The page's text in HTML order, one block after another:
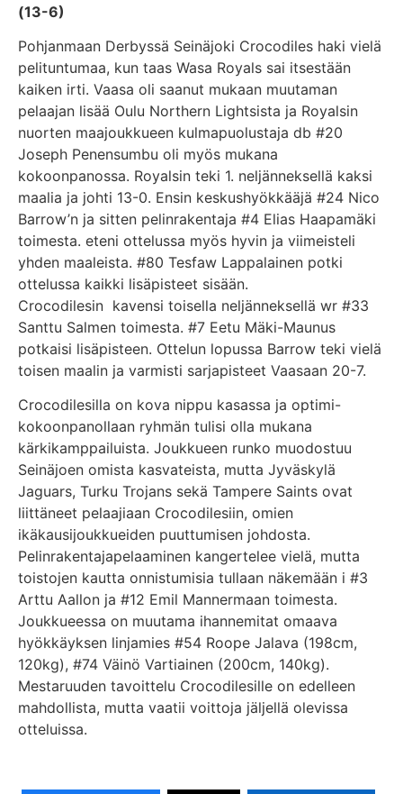
(13-6)
Pohjanmaan Derbyssä Seinäjoki Crocodiles haki vielä
pelituntumaa, kun taas Wasa Royals sai itsestään
kaiken irti. Vaasa oli saanut mukaan muutaman
pelaajan lisää Oulu Northern Lightsista ja Royalsin
nuorten maajoukkueen kulmapuolustaja db #20
Joseph Penensumbu oli myös mukana
kokoonpanossa. Royalsin teki 1. neljänneksellä kaksi
maalia ja johti 13-0. Ensin keskushyökkääjä #24 Nico
Barrow’n ja sitten pelinrakentaja #4 Elias Haapamäki
toimesta. eteni ottelussa myös hyvin ja viimeisteli
yhden maaleista. #80 Tesfaw Lappalainen potki
ottelussa kaikki lisäpisteet sisään.
Crocodilesin kavensi toisella neljänneksellä wr #33
Santtu Salmen toimesta. #7 Eetu Mäki-Maunus
potkaisi lisäpisteen. Ottelun lopussa Barrow teki vielä
toisen maalin ja varmisti sarjapisteet Vaasaan 20-7.
Crocodilesilla on kova nippu kasassa ja optimi-
kokoonpanollaan ryhmän tulisi olla mukana
kärkikamppailuista. Joukkueen runko muodostuu
Seinäjoen omista kasvateista, mutta Jyväskylä
Jaguars, Turku Trojans sekä Tampere Saints ovat
liittäneet pelaajiaan Crocodilesiin, omien
ikäkausijoukkueiden puuttumisen johdosta.
Pelinrakentajapelaaminen kangertelee vielä, mutta
toistojen kautta onnistumisia tullaan näkemään i #3
Arttu Aallon ja #12 Emil Mannermaan toimesta.
Joukkueessa on muutama ihannemitat omaava
hyökkäyksen linjamies #54 Roope Jalava (198cm,
120kg), #74 Väinö Vartiainen (200cm, 140kg).
Mestaruuden tavoittelu Crocodilesille on edelleen
mahdollista, mutta vaatii voittoja jäljellä olevissa
otteluissa.